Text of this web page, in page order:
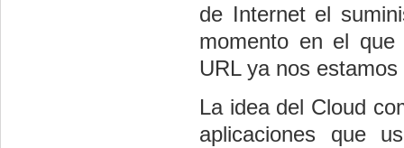
de Internet el
momento en el que
URL ya nos
La idea del Cloud
aplicaciones que